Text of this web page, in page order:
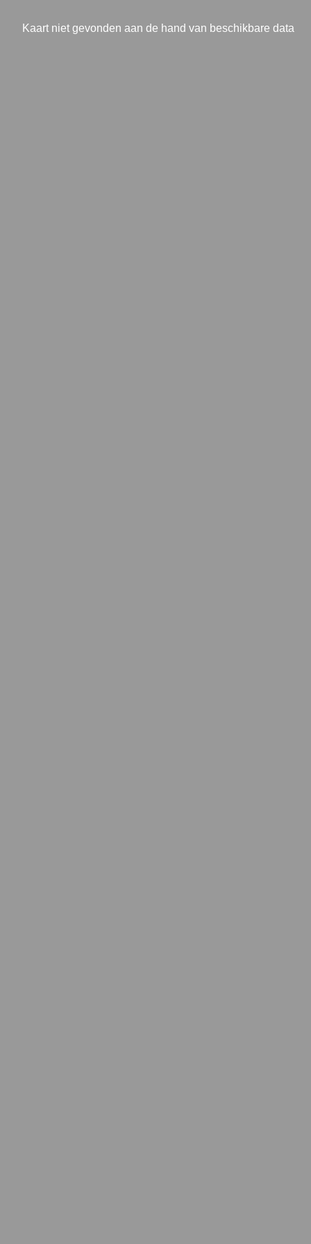
Kaart niet gevonden aan de hand van beschikbare data